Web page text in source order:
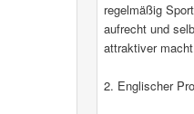
regelmäßig
aufrecht und
attraktiver
2. Englischer